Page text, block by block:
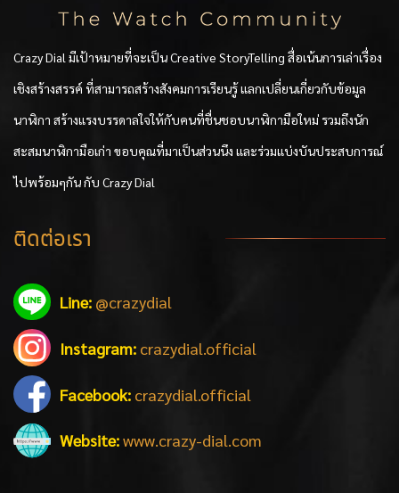
Crazy Dial มีเป้าหมายที่จะเป็น Creative StoryTelling สื่อเน้นการเล่าเรื่อง
เชิงสร้างสรรค์ ที่สามารถสร้างสังคมการเรียนรู้ แลกเปลี่ยนเกี่ยวกับข้อมูล
นาฬิกา สร้างแรงบรรดาลใจให้กับคนที่ชื่นชอบนาฬิกามือใหม่ รวมถึงนัก
สะสมนาฬิกามือเก่า ขอบคุณที่มาเป็นส่วนนึง และร่วมแบ่งบันประสบการณ์
ไปพร้อมๆกัน กับ Crazy Dial
ติดต่อเรา
Line: @crazydial
Instagram: crazydial.official
Facebook: crazydial.official
Website:www.crazy-dial.com